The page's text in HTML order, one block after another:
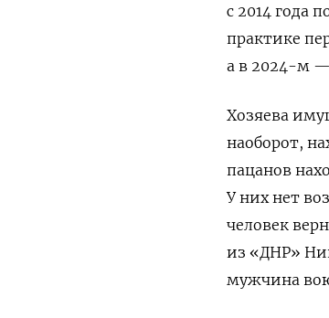
с 2014 года
практике
а в 2024-м
Хозяева
наоборот,
пацанов
У них нет
человек
из «ДНР»
мужчина